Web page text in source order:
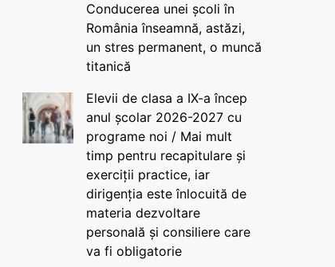
Conducerea unei școli în
România înseamnă, astăzi,
un stres permanent, o muncă
titanică
Elevii de clasa a IX-a încep
anul școlar 2026-2027 cu
programe noi / Mai mult
timp pentru recapitulare și
exerciții practice, iar
dirigenția este înlocuită de
materia dezvoltare
personală și consiliere care
va fi obligatorie